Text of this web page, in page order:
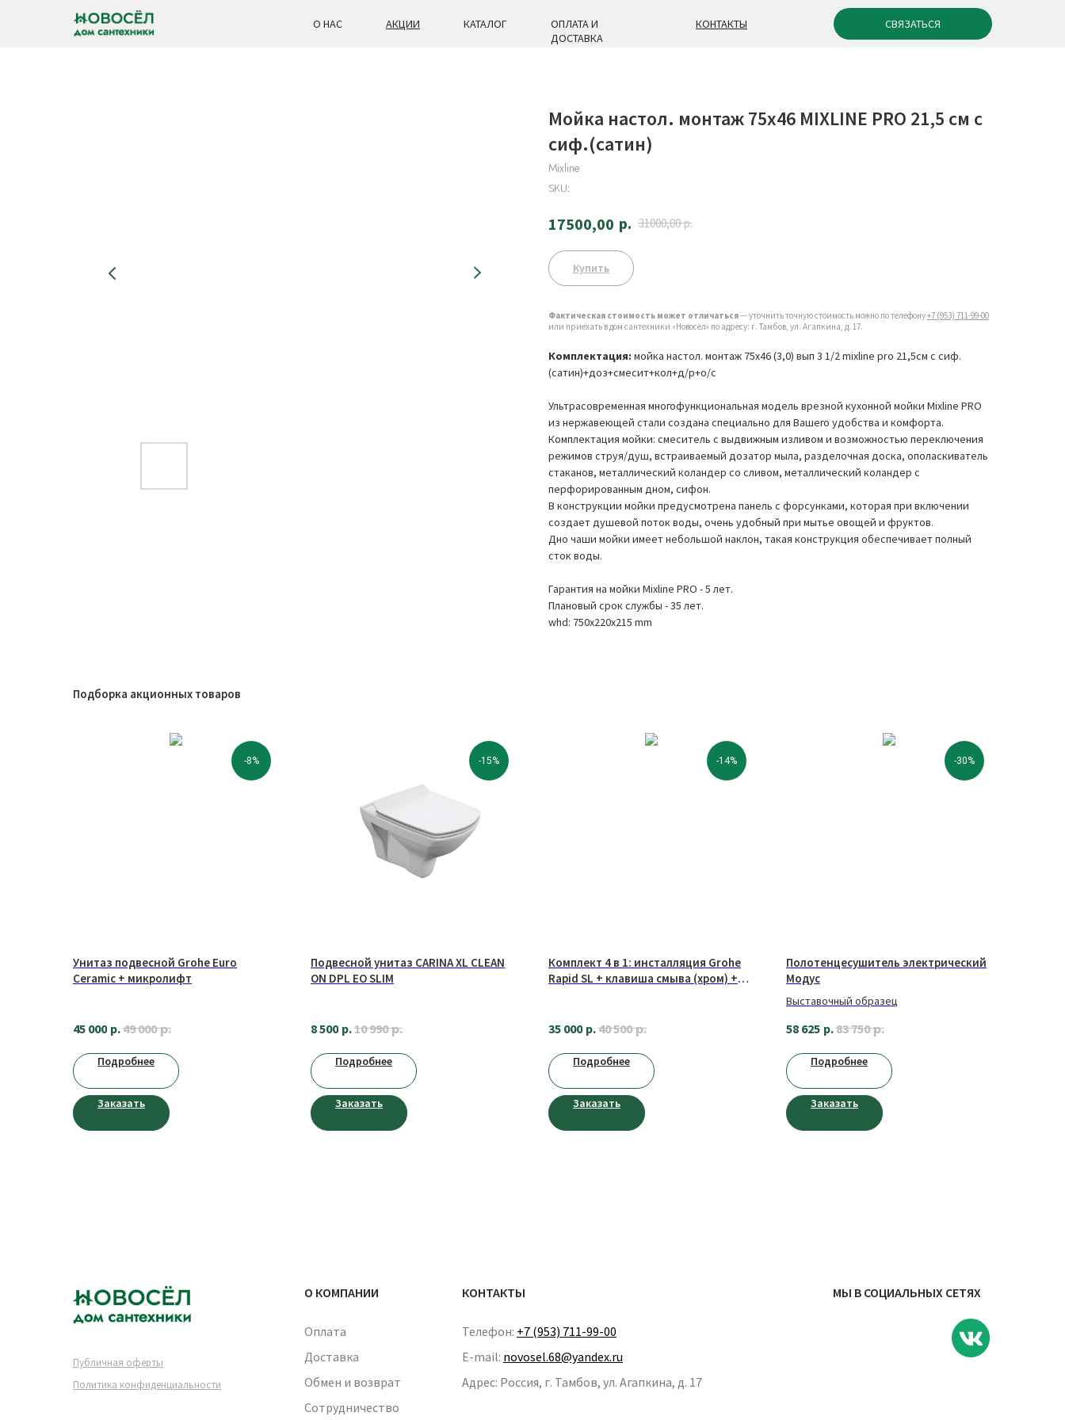
О НАС АКЦИИ КАТАЛОГ
ОПЛАТА И
ДОСТАВКА
КОНТАКТЫ СВЯЗАТЬСЯ
Мойка настол. монтаж 75х46 MIXLINE PRO 21,5 см с
сиф.(сатин)
Mixline
SKU:
17500,00 р. 31000,00 р.
Купить
Фактическая стоимость может отличаться— уточнить точную стоимость можно по телефону+7 (953) 711-99-00
или приехать в дом сантехники «Новосёл» по адресу: г. Тамбов, ул. Агапкина, д. 17.
Комплектация: мойка настол. монтаж 75х46 (3,0) вып 3 1/2 mixline pro 21,5см с сиф.
(сатин)+доз+смесит+кол+д/р+о/с
Ультрасовременная многофункциональная модель врезной кухонной мойки Mixline PRO
из нержавеющей стали создана специально для Вашего удобства и комфорта.
Комплектация мойки: смеситель с выдвижным изливом и возможностью переключения
режимов струя/душ, встраиваемый дозатор мыла, разделочная доска, ополаскиватель
стаканов, металлический коландер со сливом, металлический коландер с
перфорированным дном, сифон.
В конструкции мойки предусмотрена панель с форсунками, которая при включении
создает душевой поток воды, очень удобный при мытье овощей и фруктов.
Дно чаши мойки имеет небольшой наклон, такая конструкция обеспечивает полный
сток воды.
Гарантия на мойки Mixline PRO - 5 лет.
Плановый срок службы - 35 лет.
whd: 750x220x215 mm
Подборка акционных товаров
-8%
Унитаз подвесной Grohe Euro
Ceramic + микролифт
45 000 р.49 000 р.
Подробнее
Заказать
-15%
Подвесной унитаз CARINA XL CLEAN
ON DPL EO SLIM
8 500 р.10 990 р.
Подробнее
Заказать
-14%
Комплект 4 в 1: инсталляция Grohe
Rapid SL + клавиша смыва (хром) +
35 000 р.40 500 р.
Подробнее
Заказать
-30%
Полотенцесушитель электрический
Модус
Выставочный образец
58 625 р.83 750 р.
Подробнее
Заказать
МЫ В СОЦИАЛЬНЫХ СЕТЯХ
О КОМПАНИИ
Оплата
Доставка
Обмен и возврат
Сотрудничество
Телефон: +7 (953) 711-99-00
E-mail: novosel.68@yandex.ru
Адрес: Россия, г. Тамбов, ул. Агапкина, д. 17
КОНТАКТЫ
Публичная оферты
Политика конфиденциальности